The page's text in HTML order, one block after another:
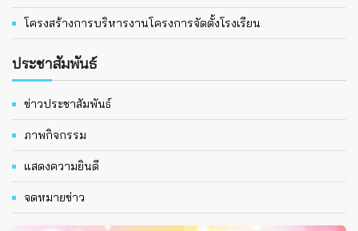
โครงสร้างการบริหารงานโครงการจัดตั้งโรงเรียน
ประชาสัมพันธ์
ข่าวประชาสัมพันธ์
ภาพกิจกรรม
แสดงความยินดี
จดหมายข่าว